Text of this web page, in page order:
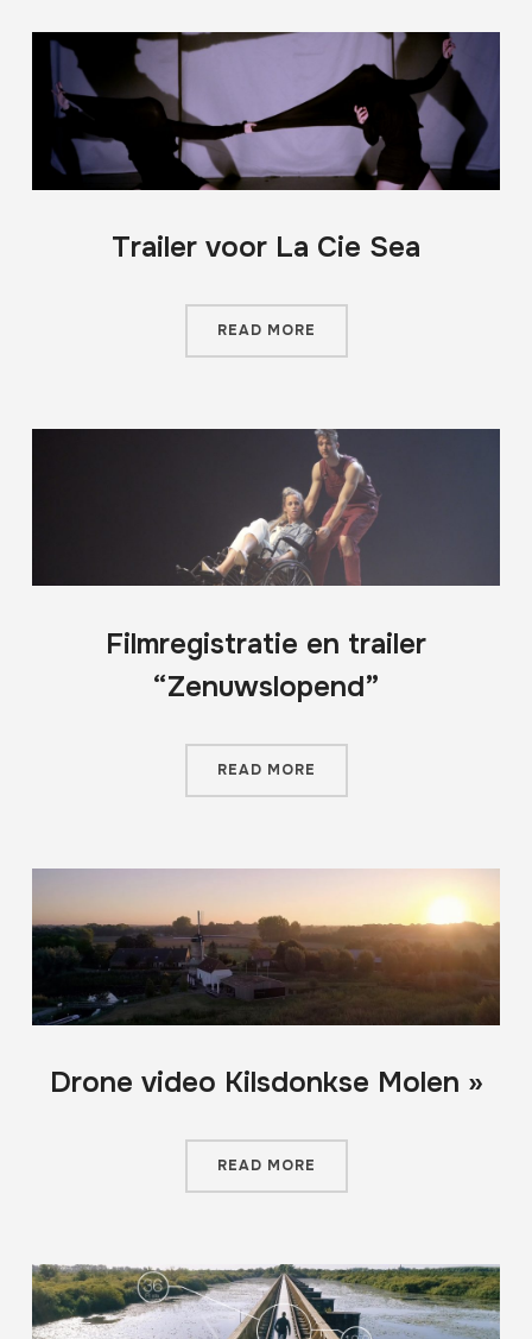
Trailer voor La Cie Sea
READ MORE
Filmregistratie en trailer
“Zenuwslopend”
READ MORE
Drone video Kilsdonkse Molen »
READ MORE